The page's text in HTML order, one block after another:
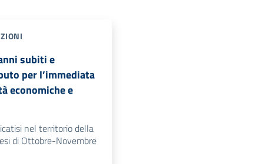
subiti e
per l’immediata
economiche e
nel territorio della
di Ottobre-Novembre